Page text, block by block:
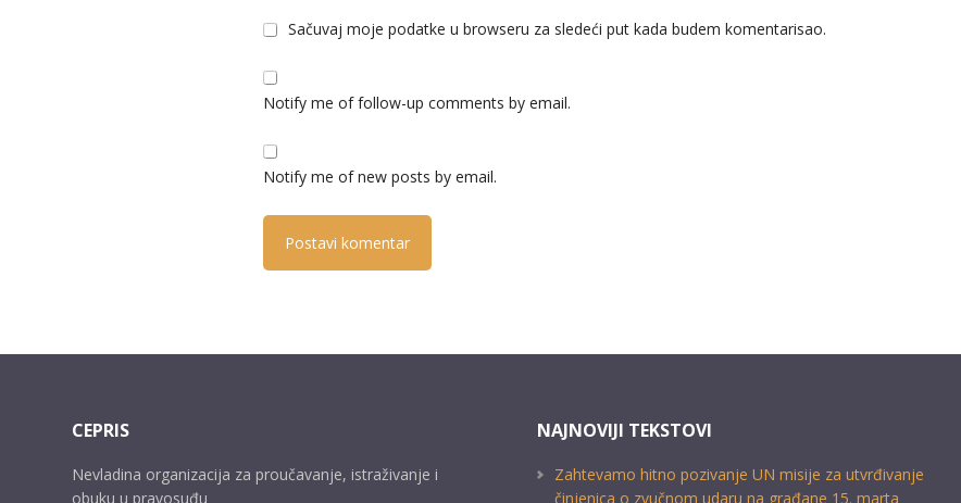
Sačuvaj moje podatke u browseru za sledeći put kada budem komentarisao.
Notify me of follow-up comments by email.
Notify me of new posts by email.
CEPRIS
Nevladina organizacija za proučavanje, istraživanje i
obuku u pravosuđu
NAJNOVIJI TEKSTOVI
Zahtevamo hitno pozivanje UN misije za utvrđivanje
činjenica o zvučnom udaru na građane 15. marta